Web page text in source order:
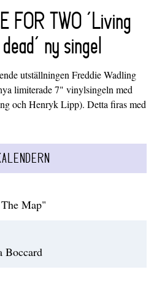
FOR TWO ‘Living
ny singel
utställningen Freddie Wadling
limiterade 7" vinylsingeln med
och Henryk Lipp). Detta firas med
Map"
Boccard